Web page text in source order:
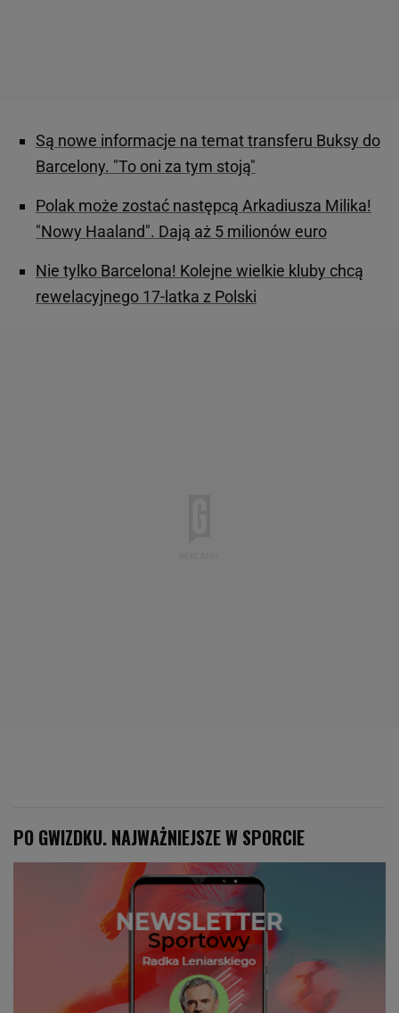
Są nowe informacje na temat transferu Buksy do
Barcelony. "To oni za tym stoją"
Polak może zostać następcą Arkadiusza Milika!
"Nowy Haaland". Dają aż 5 milionów euro
Nie tylko Barcelona! Kolejne wielkie kluby chcą
rewelacyjnego 17-latka z Polski